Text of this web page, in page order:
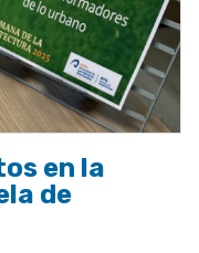
en la
de